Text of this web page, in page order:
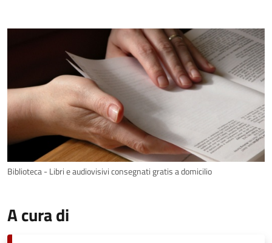
Biblioteca - Libri e audiovisivi consegnati gratis a domicilio
A cura di